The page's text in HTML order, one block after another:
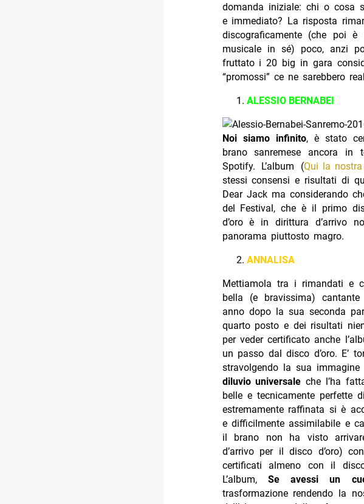
domanda iniziale: chi o cosa
e immediato? La risposta
discograficamente (che poi
musicale in sé) poco, anzi
fruttato i 20 big in gara
“promossi” ce ne sarebbero
ALESSIO BERNABEI
Noi siamo infinito, è stato
brano sanremese ancora in
Spotify. L’album (Qui la nostra
stessi consensi e risultati di
Dear Jack ma considerando
del Festival, che è il primo
d’oro è in dirittura d’arrivo
panorama piuttosto magro.
ANNALISA
Mettiamola tra i rimandati e
bella (e bravissima)
anno dopo la sua seconda
quarto posto e dei risultati
per veder certificato anche
un passo dal disco d’oro. E’
stravolgendo la sua
diluvio universale che l’ha
belle e tecnicamente perfette
estremamente raffinata si è
e difficilmente assimilabile e
il brano non ha visto
d’arrivo per il disco d’oro)
certificati almeno con il
L’album, Se avessi un
trasformazione rendendo la